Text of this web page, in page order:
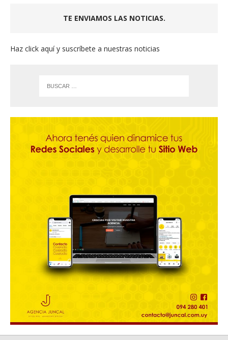
TE ENVIAMOS LAS NOTICIAS.
Haz click aquí y suscríbete a nuestras noticias